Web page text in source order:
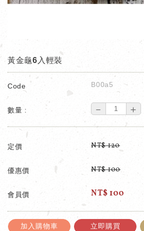
黃金龜6入輕裝
Code B00a5
數量 : － ＋
定價 NT$ 120
優惠價 NT$ 100
會員價 NT$100
加入購物車 立即購買